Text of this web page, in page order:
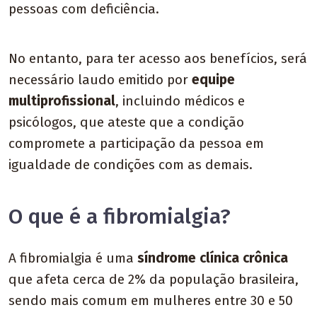
pessoas com deficiência.
No entanto, para ter acesso aos benefícios, será
necessário laudo emitido por equipe
multiprofissional, incluindo médicos e
psicólogos, que ateste que a condição
compromete a participação da pessoa em
igualdade de condições com as demais.
O que é a fibromialgia?
A fibromialgia é uma síndrome clínica crônica
que afeta cerca de 2% da população brasileira,
sendo mais comum em mulheres entre 30 e 50